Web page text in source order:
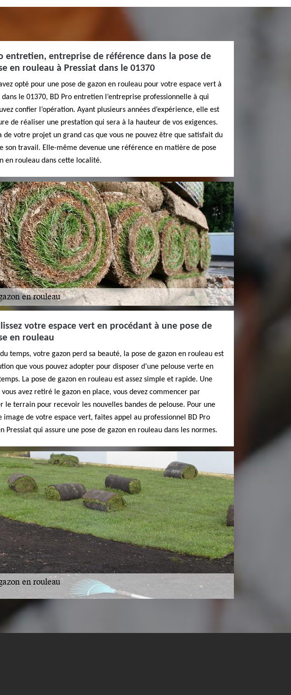
entretien, entreprise de référence dans la pose de
en rouleau à Pressiat dans le 01370
opté pour une pose de gazon en rouleau pour votre espace vert à
dans le 01370, BD Pro entretien l’entreprise professionnelle à qui
confier l’opération. Ayant plusieurs années d’expérience, elle est
de réaliser une prestation qui sera à la hauteur de vos exigences.
de votre projet un grand cas que vous ne pouvez être que satisfait du
son travail. Elle-même devenue une référence en matière de pose
en rouleau dans cette localité.
votre espace vert en procédant à une pose de
en rouleau
temps, votre gazon perd sa beauté, la pose de gazon en rouleau est
que vous pouvez adopter pour disposer d’une pelouse verte en
La pose de gazon en rouleau est assez simple et rapide. Une
vous avez retiré le gazon en place, vous devez commencer par
le terrain pour recevoir les nouvelles bandes de pelouse. Pour une
image de votre espace vert, faites appel au professionnel BD Pro
Pressiat qui assure une pose de gazon en rouleau dans les normes.